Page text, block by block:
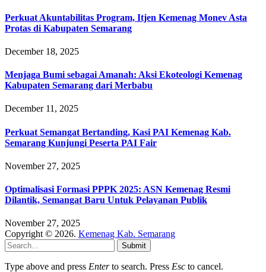
Perkuat Akuntabilitas Program, Itjen Kemenag Monev Asta
Protas di Kabupaten Semarang
December 18, 2025
Menjaga Bumi sebagai Amanah: Aksi Ekoteologi Kemenag
Kabupaten Semarang dari Merbabu
December 11, 2025
Perkuat Semangat Bertanding, Kasi PAI Kemenag Kab.
Semarang Kunjungi Peserta PAI Fair
November 27, 2025
Optimalisasi Formasi PPPK 2025: ASN Kemenag Resmi
Dilantik, Semangat Baru Untuk Pelayanan Publik
November 27, 2025
Copyright © 2026. Kemenag Kab. Semarang
Submit
Type above and press Enterto search. Press Esc to cancel.